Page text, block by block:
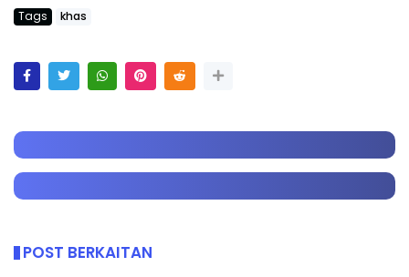
Tags khas
POST BERKAITAN